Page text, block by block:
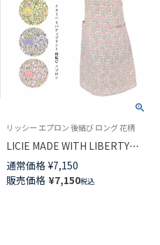
リッシー エプロン 後結び ロング 花柄
LICIE MADE WITH LIBERTY
FABRIC リバティプリント イス
ミニ 綿100％後結び ロング エプ
ロン Mサイズ 70551006
通常価格 ¥7,150
販売価格 ¥7,150税込